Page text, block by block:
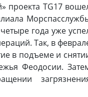
проекта TG17
года уже
Так, в
в подъеме и
Феодосии.